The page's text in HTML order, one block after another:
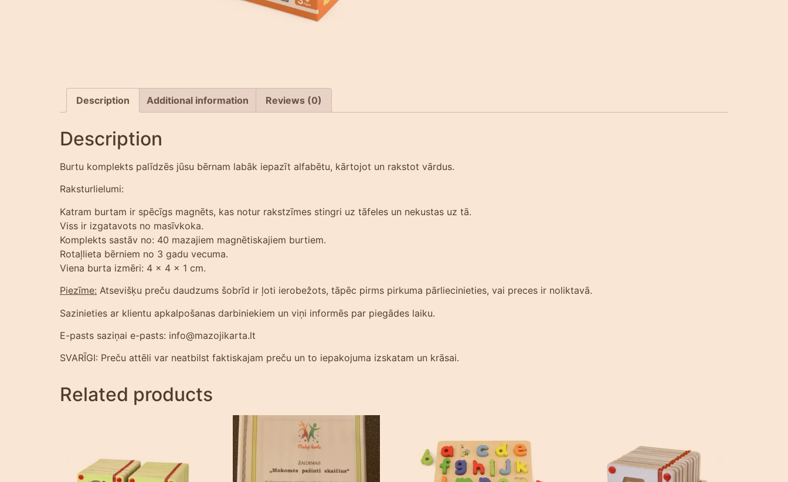
Description Additional information Reviews (0)
Description
Burtu komplekts palīdzēs jūsu bērnam labāk iepazīt alfabētu, kārtojot un rakstot vārdus.
Raksturlielumi:
Katram burtam ir spēcīgs magnēts, kas notur rakstzīmes stingri uz tāfeles un nekustas uz tā.
Viss ir izgatavots no masīvkoka.
Komplekts sastāv no: 40 mazajiem magnētiskajiem burtiem.
Rotaļlieta bērniem no 3 gadu vecuma.
Viena burta izmēri: 4 x 4 x 1 cm.
Piezīme: Atsevišķu preču daudzums šobrīd ir ļoti ierobežots, tāpēc pirms pirkuma pārliecinieties, vai preces ir noliktavā.
Sazinieties ar klientu apkalpošanas darbiniekiem un viņi informēs par piegādes laiku.
E-pasts saziņai e-pasts: info@mazojikarta.lt
SVARĪGI: Preču attēli var neatbilst faktiskajam preču un to iepakojuma izskatam un krāsai.
Related products